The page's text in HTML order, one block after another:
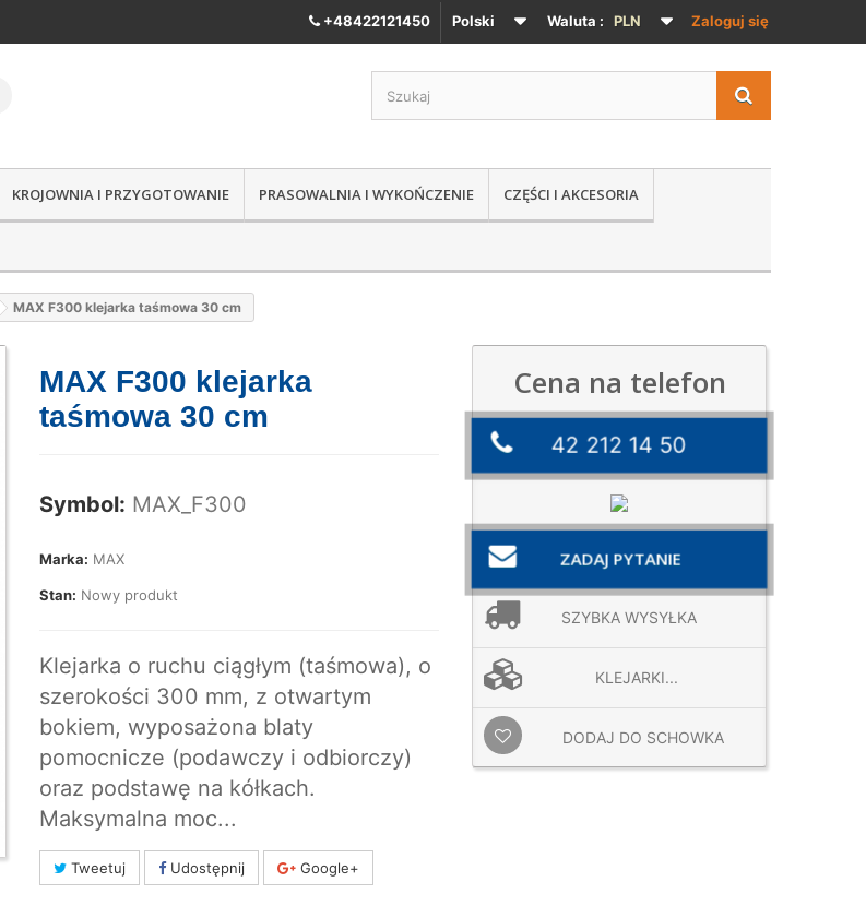
Zaloguj się
Waluta : PLN
Polski
+48422121450
KROJOWNIA I PRZYGOTOWANIE PRASOWALNIA I WYKOŃCZENIE CZĘŚCI I AKCESORIA
MAX F300 klejarka taśmowa 30 cm
MAX F300 klejarka
taśmowa 30 cm
Symbol: MAX_F300
Marka: MAX
Stan: Nowy produkt
Klejarka o ruchu ciągłym (taśmowa), o
szerokości 300 mm, z otwartym
bokiem, wyposażona blaty
pomocnicze (podawczy i odbiorczy)
oraz podstawę na kółkach.
Maksymalna moc...
Tweetuj Udostępnij Google+
Cena na telefon
42 212 14 50
ZADAJ PYTANIE
SZYBKA WYSYŁKA
KLEJARKI...
DODAJ DO SCHOWKA